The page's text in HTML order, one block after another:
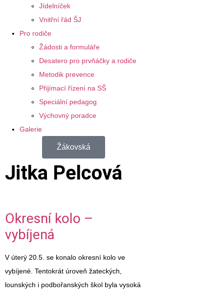
Jídelníček
Vnitřní řád ŠJ
Pro rodiče
Žádosti a formuláře
Desatero pro prvňáčky a rodiče
Metodik prevence
Přijímací řízení na SŠ
Speciální pedagog
Výchovný poradce
Galerie
Žákovská
Jitka Pelcová
Okresní kolo –
vybíjená
V úterý 20.5. se konalo okresní kolo ve
vybíjené. Tentokrát úroveň žateckých,
lounských i podbořanských škol byla vysoká